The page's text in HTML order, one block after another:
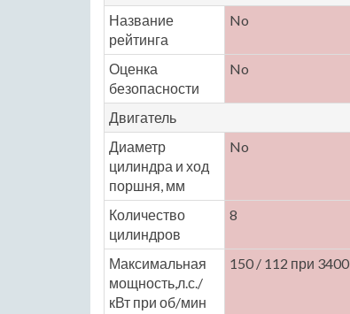
Название
рейтинга
No
Оценка
безопасности
No
Двигатель
Диаметр
цилиндра и ход
поршня, мм
No
Количество
цилиндров
8
Максимальная
мощность,л.с./
кВт при об/мин
150 / 112 при 3400